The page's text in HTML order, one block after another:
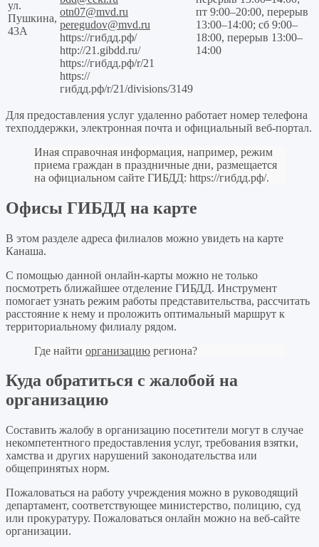
ул.
Пушкина,
43А
otn07@mvd.ru
peregudov@mvd.ru
https://гибдд.рф/
http://21.gibdd.ru/
https://гибдд.рф/r/21
https://
гибдд.рф/r/21/divisions/3149
пт 9:00–20:00, перерыв
13:00–14:00; сб 9:00–
18:00, перерыв 13:00–
14:00
Для предоставления услуг удаленно работает номер телефона
техподдержки, электронная почта и официальный веб-портал.
Иная справочная информация, например, режим
приема граждан в праздничные дни, размещается
на официальном сайте ГИБДД: https://гибдд.рф/.
Офисы ГИБДД на карте
В этом разделе адреса филиалов можно увидеть на карте
Канаша.
С помощью данной онлайн-карты можно не только
посмотреть ближайшее отделение ГИБДД. Инструмент
помогает узнать режим работы представительства, рассчитать
расстояние к нему и проложить оптимальный маршрут к
территориальному филиалу рядом.
Где найти организацию региона?
Куда обратиться с жалобой на
организацию
Составить жалобу в организацию посетители могут в случае
некомпетентного предоставления услуг, требования взятки,
хамства и других нарушений законодательства или
общепринятых норм.
Пожаловаться на работу учреждения можно в руководящий
департамент, соответствующее министерство, полицию, суд
или прокуратуру. Пожаловаться онлайн можно на веб-сайте
организации.